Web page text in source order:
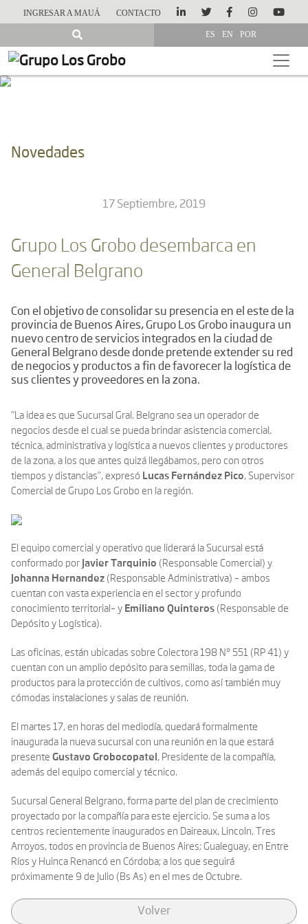
INGRESAR A MAUÁ CONTACTO
ES EN POR
Novedades
17 Septiembre, 2019
Grupo Los Grobo desembarca en
General Belgrano
Con el objetivo de consolidar su presencia en el este de la
provincia de Buenos Aires, Grupo Los Grobo inaugura un
nuevo centro de servicios integrados en la ciudad de
General Belgrano desde donde pretende extender su red
de negocios y productos a fin de favorecer la logística de
sus clientes y proveedores en la zona.
“La idea es que Sucursal Gral. Belgrano sea un operador de
negocios desde el cual se pueda brindar asistencia comercial,
técnica, administrativa y logística a nuevos clientes y productores
de la zona, a los que antes quizá llegábamos, pero con otros
tiempos y distancias”, expresó Lucas Fernández Pico, Supervisor
Comercial de Grupo Los Grobo en la región.
El equipo comercial y operativo que liderará la Sucursal está
conformado por Javier Tarquinio (Responsable Comercial) y
Johanna Hernandez (Responsable Administrativa) – ambos
cuentan con vasta experiencia en el sector y profundo
conocimiento territorial– y Emiliano Quinteros (Responsable de
Depósito y Logística).
Las oficinas, están ubicadas sobre Colectora 198 N° 551 (RP 41) y
cuentan con un amplio depósito para semillas, toda la gama de
productos para la protección de cultivos, como así también muy
cómodas instalaciones y salas de reunión.
El martes 17, en horas del mediodía, quedará formalmente
inaugurada la nueva sucursal con una reunión en la que estará
presente Gustavo Grobocopatel , Presidente de la compañía,
además del equipo comercial y técnico.
Sucursal General Belgrano, forma parte del plan de crecimiento
proyectado por la compañía para este ejercicio. Se suma a los
centros recientemente inaugurados en Daireaux, Lincoln, Tres
Arroyos, todos en provincia de Buenos Aires; Gualeguay, en Entre
Ríos y Huinca Renancó en Córdoba; a los que seguirá
próximamente 9 de Julio (Bs As) en el mes de Octubre.
Volver